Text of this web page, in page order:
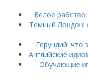
Белое
Темный Лондон:
Герундий: что
Английские
Обучающие